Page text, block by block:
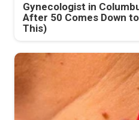
Gynecologist in
After 50 Comes Down
This)